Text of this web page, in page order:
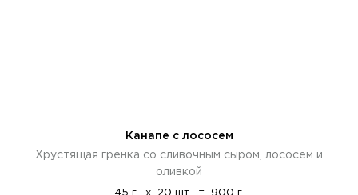
Канапе с лососем
Хрустящая гренка со сливочным сыром, лососем и
оливкой
45 г. x 20 шт. = 900 г.